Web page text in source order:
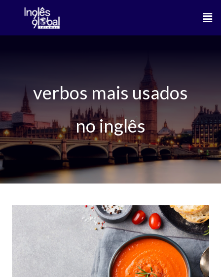
o
verbos mais usados
no inglês
verbos